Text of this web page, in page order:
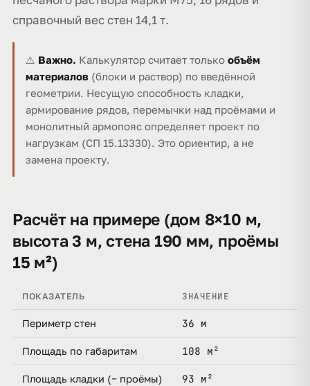
справочный вес стен 14,1 т.
⚠️ Важно. Калькулятор считает только объём
материалов (блоки и раствор) по введённой
геометрии. Несущую способность кладки,
армирование рядов, перемычки над проёмами и
монолитный армопояс определяет проект по
нагрузкам (СП 15.13330). Это ориентир, а не
замена проекту.
Расчёт на примере (дом 8×10 м,
высота 3 м, стена 190 мм, проёмы
15 м²)
ПОКАЗАТЕЛЬ ЗНАЧЕНИЕ
Периметр стен 36 м
Площадь по габаритам 108 м²
Площадь кладки (− проёмы) 93 м²